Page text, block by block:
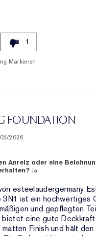
1
Markieren
FOUNDATION
2026
Anreiz oder eine
Ja
esteelaudergermany
3N1 ist ein hochwertiges
und gepflegten
bietet eine gute Deckkraft
matten Finish und hält